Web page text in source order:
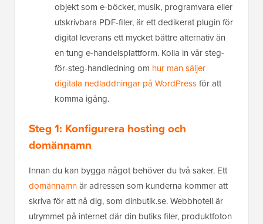
objekt som e-böcker, musik, programvara eller
utskrivbara PDF-filer, är ett dedikerat plugin för
digital leverans ett mycket bättre alternativ än
en tung e-handelsplattform. Kolla in vår steg-
för-steg-handledning om hur man säljer
digitala nedladdningar på WordPressför att
komma igång.
Steg 1: Konfigurera hosting och
domännamn
Innan du kan bygga något behöver du två saker. Ett
domännamnär adressen som kunderna kommer att
skriva för att nå dig, som dinbutik.se. Webbhotell är
utrymmet på internet där din butiks filer, produktfoton